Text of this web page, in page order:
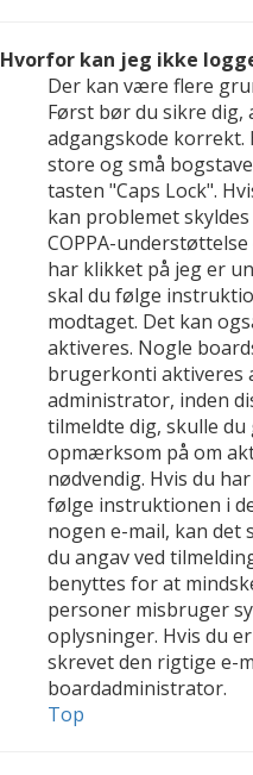
Hvorfor kan jeg ikke
Der kan være flere
Først bør du sikre
adgangskode korrekt.
store og små
tasten "Caps Lock".
kan problemet
COPPA-
har klikket på jeg er
skal du følge
modtaget. Det kan
aktiveres. Nogle
brugerkonti aktiveres
administrator, inden
tilmeldte dig, skulle
opmærksom på om
nødvendig. Hvis du
følge instruktionen i
nogen e-mail, kan det
du angav ved
benyttes for at
personer misbruger
oplysninger. Hvis du
skrevet den rigtige e-
boardadministrator.
Top